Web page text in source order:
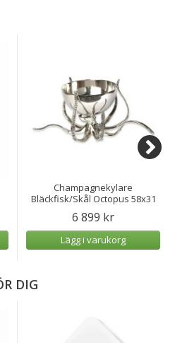
Champagnekylare
Bläckfisk/Skål Octopus 58x31
cm
6 899 kr
Lägg i varukorg
DIG